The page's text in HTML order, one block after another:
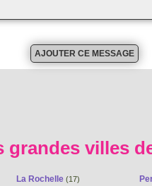
grandes villes
La Rochelle (17)